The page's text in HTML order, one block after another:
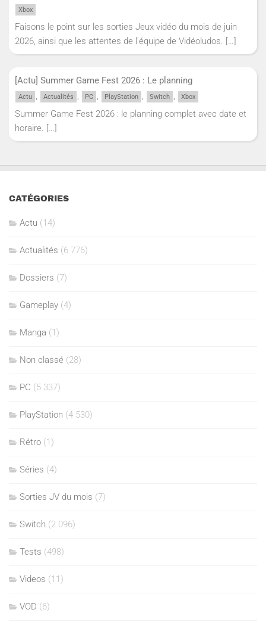
Xbox
Faisons le point sur les sorties Jeux vidéo du mois de juin
2026, ainsi que les attentes de l'équipe de Vidéoludos. […]
[Actu] Summer Game Fest 2026 : Le planning
Actu , Actualités , PC , PlayStation , Switch , Xbox
Summer Game Fest 2026 : le planning complet avec date et
horaire. […]
CATÉGORIES
Actu (14)
Actualités (6 776)
Dossiers (7)
Gameplay (4)
Manga (1)
Non classé (28)
PC (5 337)
PlayStation (4 530)
Rétro (1)
Séries (4)
Sorties JV du mois (7)
Switch (2 096)
Tests (498)
Videos (11)
VOD (6)